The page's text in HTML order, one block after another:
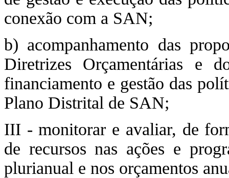
conexão com a SAN;
b) acompanhamento das
Diretrizes Orçamentárias e
financiamento e gestão das
Plano Distrital de SAN;
III - monitorar e avaliar, de
de recursos nas ações e
plurianual e nos orçamentos